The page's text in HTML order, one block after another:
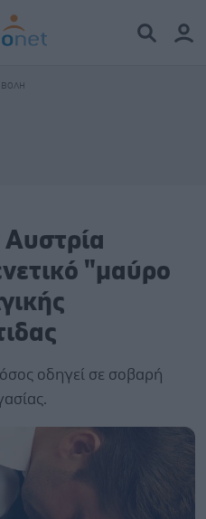
Αυστρία
"μαύρο
οδηγεί σε σοβαρή